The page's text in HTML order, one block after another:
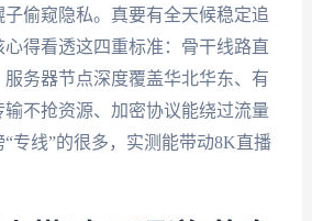
偷窥隐私。真要有全天候稳定追
得看透这四重标准：骨干线路直
务器节点深度覆盖华北华东、有
不抢资源、加密协议能绕过流量
专线”的很多，实测能带动8K直播